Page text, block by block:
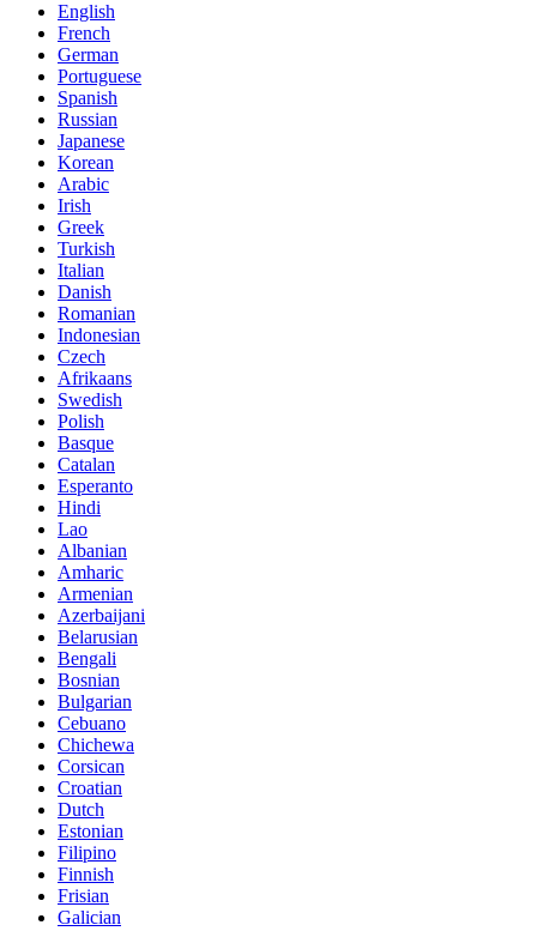
English
French
German
Portuguese
Spanish
Russian
Japanese
Korean
Arabic
Irish
Greek
Turkish
Italian
Danish
Romanian
Indonesian
Czech
Afrikaans
Swedish
Polish
Basque
Catalan
Esperanto
Hindi
Lao
Albanian
Amharic
Armenian
Azerbaijani
Belarusian
Bengali
Bosnian
Bulgarian
Cebuano
Chichewa
Corsican
Croatian
Dutch
Estonian
Filipino
Finnish
Frisian
Galician